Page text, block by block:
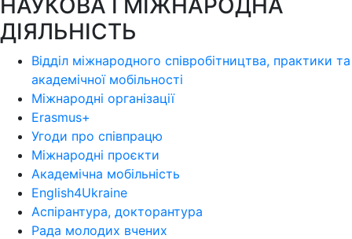
ДІЯЛЬНІСТЬ
Відділ міжнародного співробітництва, практики та
академічної мобільності
Міжнародні організації
Erasmus+
Угоди про співпрацю
Міжнародні проєкти
Академічна мобільність
English4Ukraine
Аспірантура, докторантура
Рада молодих вчених